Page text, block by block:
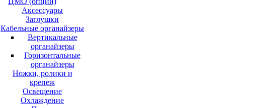
Аксессуары
Заглушки
Кабельные органайзеры
Вертикальные
органайзеры
Горизонтальные
органайзеры
Ножки, ролики и
крепеж
Освещение
Охлаждение